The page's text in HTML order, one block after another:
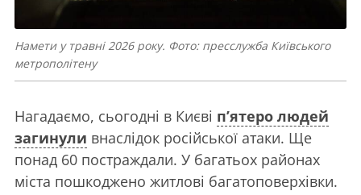
Намети у травні 2026 року. Фото: пресслужба Київського
метрополітену
Нагадаємо, сьогодні в Києві п’ятеро людей
загинули внаслідок російської атаки. Ще
понад 60 постраждали. У багатьох районах
міста пошкоджено житлові багатоповерхівки.